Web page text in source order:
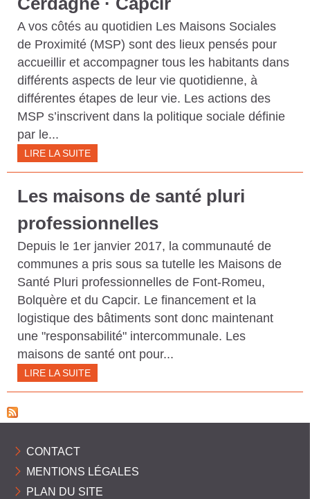
A vos côtés au quotidien Les Maisons Sociales
de Proximité (MSP) sont des lieux pensés pour
accueillir et accompagner tous les habitants dans
différents aspects de leur vie quotidienne, à
différentes étapes de leur vie. Les actions des
MSP s’inscrivent dans la politique sociale définie
par le...
LIRE LA SUITE
Les maisons de santé pluri
professionnelles
Depuis le 1er janvier 2017, la communauté de
communes a pris sous sa tutelle les Maisons de
Santé Pluri professionnelles de Font-Romeu,
Bolquère et du Capcir. Le financement et la
logistique des bâtiments sont donc maintenant
une "responsabilité" intercommunale. Les
maisons de santé ont pour...
LIRE LA SUITE
CONTACT
MENTIONS LÉGALES
PLAN DU SITE